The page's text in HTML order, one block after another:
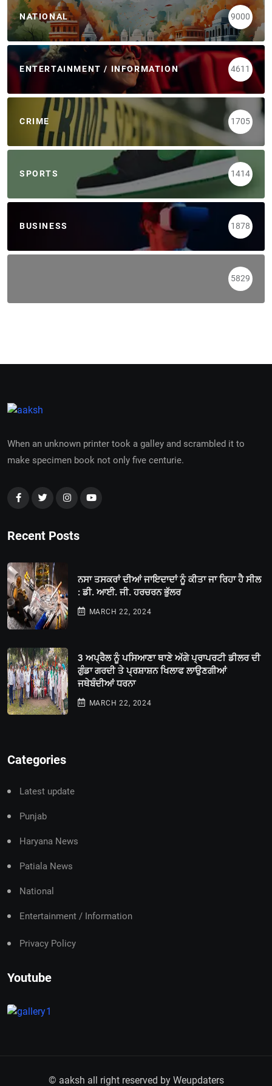
NATIONAL 9000
ENTERTAINMENT / INFORMATION 4611
CRIME 1705
SPORTS 1414
BUSINESS 1878
5829
When an unknown printer took a galley and scrambled it to
make specimen book not only five centurie.
Recent Posts
ਨਸਾ ਤਸਕਰਾਂ ਦੀਆਂ ਜਾਇਦਾਦਾਂ ਨੂੰ ਕੀਤਾ ਜਾ ਰਿਹਾ ਹੈ ਸੀਲ
: ਡੀ. ਆਈ. ਜੀ. ਹਰਚਰਨ ਭੁੱਲਰ
MARCH 22, 2024
3 ਅਪ੍ਰੈਲ ਨੂੰ ਪਸਿਆਣਾ ਥਾਣੇ ਅੱਗੇ ਪ੍ਰਾਪਰਟੀ ਡੀਲਰ ਦੀ
ਗੁੰਡਾ ਗਰਦੀ ਤੇ ਪ੍ਰਸ਼ਾਸ਼ਨ ਖਿਲਾਫ ਲਾਉਣਗੀਆਂ
ਜਥੇਬੰਦੀਆਂ ਧਰਨਾ
MARCH 22, 2024
Categories
Latest update
Punjab
Haryana News
Patiala News
National
Entertainment / Information
Privacy Policy
Youtube
© aaksh all right reserved by Weupdaters